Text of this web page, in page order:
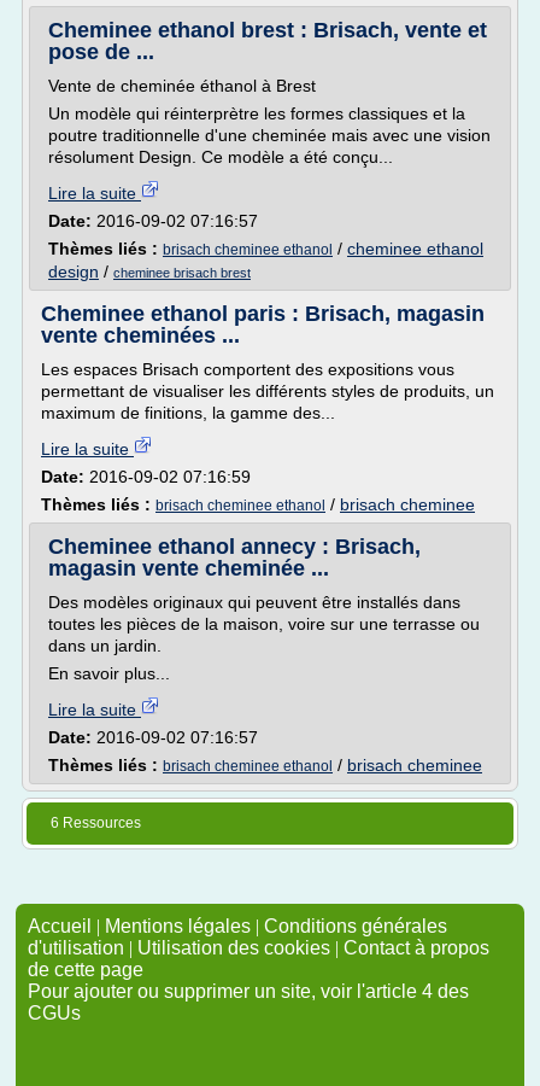
Cheminee ethanol brest : Brisach, vente et
pose de ...
Vente de cheminée éthanol à Brest
Un modèle qui réinterprètre les formes classiques et la
poutre traditionnelle d'une cheminée mais avec une vision
résolument Design. Ce modèle a été conçu...
Lire la suite
Date: 2016-09-02 07:16:57
Thèmes liés : brisach cheminee ethanol / cheminee ethanol
design / cheminee brisach brest
Cheminee ethanol paris : Brisach, magasin
vente cheminées ...
Les espaces Brisach comportent des expositions vous
permettant de visualiser les différents styles de produits, un
maximum de finitions, la gamme des...
Lire la suite
Date: 2016-09-02 07:16:59
Thèmes liés : brisach cheminee ethanol / brisach cheminee
Cheminee ethanol annecy : Brisach,
magasin vente cheminée ...
Des modèles originaux qui peuvent être installés dans
toutes les pièces de la maison, voire sur une terrasse ou
dans un jardin.
En savoir plus...
Lire la suite
Date: 2016-09-02 07:16:57
Thèmes liés : brisach cheminee ethanol / brisach cheminee
6 Ressources
Accueil | Mentions légales | Conditions générales
d'utilisation | Utilisation des cookies | Contact à propos
de cette page
Pour ajouter ou supprimer un site, voir l'article 4 des
CGUs